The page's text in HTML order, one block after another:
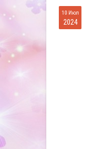
10 Июл
2024